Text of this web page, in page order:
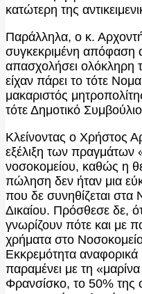
κατώτερη της
Παράλληλα, ο κ.
συγκεκριμένη απόφαση
απασχολήσει ολόκληρη
είχαν πάρει το τότε
μακαριστός
τότε Δημοτικό
Κλείνοντας ο Χρήστος
εξέλιξη των πραγμάτων
νοσοκομείου, καθώς η
πώληση δεν ήταν μια
που δε συνηθίζεται
Δικαίου. Πρόσθεσε δε,
γνωρίζουν πότε και με
χρήματα στο
Εκκρεμότητα
παραμένει με τη
Φρανσίσκο, το 50% της